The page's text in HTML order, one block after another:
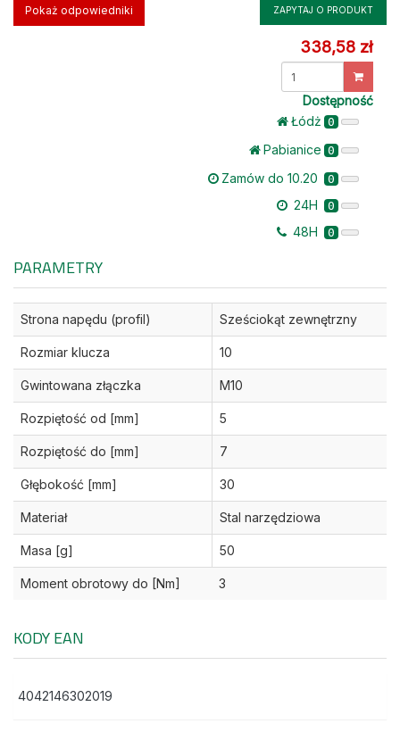
Pokaż odpowiedniki ZAPYTAJ O PRODUKT
338,58 zł
Dostępność
Łódż 0
Pabianice 0
Zamów do 10.20 0
24H 0
48H 0
PARAMETRY
Strona napędu (profil) Sześciokąt zewnętrzny
Rozmiar klucza 10
Gwintowana złączka M10
Rozpiętość od [mm] 5
Rozpiętość do [mm] 7
Głębokość [mm] 30
Materiał Stal narzędziowa
Masa [g] 50
Moment obrotowy do [Nm] 3
KODY EAN
4042146302019